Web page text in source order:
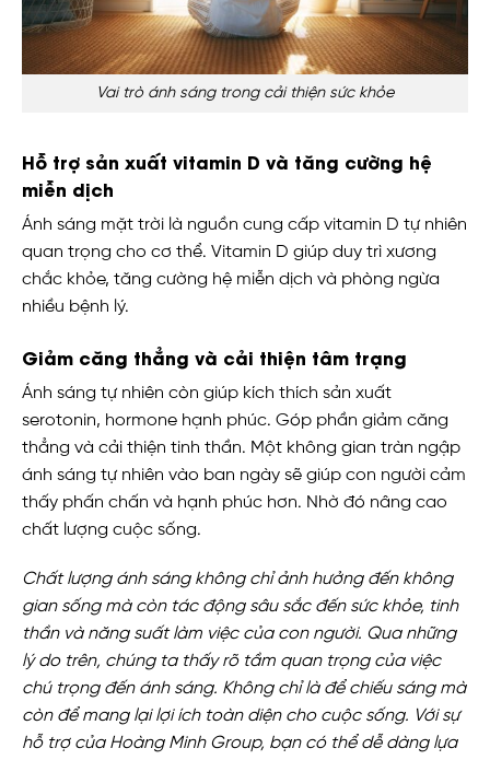
Vai trò ánh sáng trong cải thiện sức khỏe
Hỗ trợ sản xuất vitamin D và tăng cường hệ
miễn dịch
Ánh sáng mặt trời là nguồn cung cấp vitamin D tự nhiên
quan trọng cho cơ thể. Vitamin D giúp duy trì xương
chắc khỏe, tăng cường hệ miễn dịch và phòng ngừa
nhiều bệnh lý.
Giảm căng thẳng và cải thiện tâm trạng
Ánh sáng tự nhiên còn giúp kích thích sản xuất
serotonin, hormone hạnh phúc. Góp phần giảm căng
thẳng và cải thiện tinh thần. Một không gian tràn ngập
ánh sáng tự nhiên vào ban ngày sẽ giúp con người cảm
thấy phấn chấn và hạnh phúc hơn. Nhờ đó nâng cao
chất lượng cuộc sống.
Chất lượng ánh sáng không chỉ ảnh hưởng đến không
gian sống mà còn tác động sâu sắc đến sức khỏe, tinh
thần và năng suất làm việc của con người. Qua những
lý do trên, chúng ta thấy rõ tầm quan trọng của việc
chú trọng đến ánh sáng. Không chỉ là để chiếu sáng mà
còn để mang lại lợi ích toàn diện cho cuộc sống. Với sự
hỗ trợ của Hoàng Minh Group, bạn có thể dễ dàng lựa